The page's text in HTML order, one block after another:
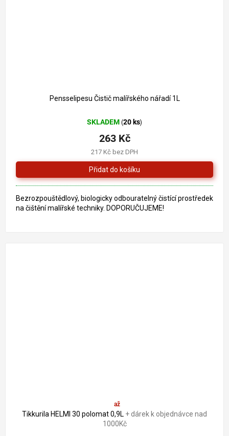
Pensselipesu Čistič malířského nářadí 1L
SKLADEM (20 ks)
217 Kč bez DPH
263 Kč
Bezrozpouštědlový, biologicky odbouratelný čistící prostředek
na čištění malířské techniky. DOPORUČUJEME!
až–15 %
Tikkurila HELMI 30 polomat 0,9L + dárek k objednávce nad
1000Kč